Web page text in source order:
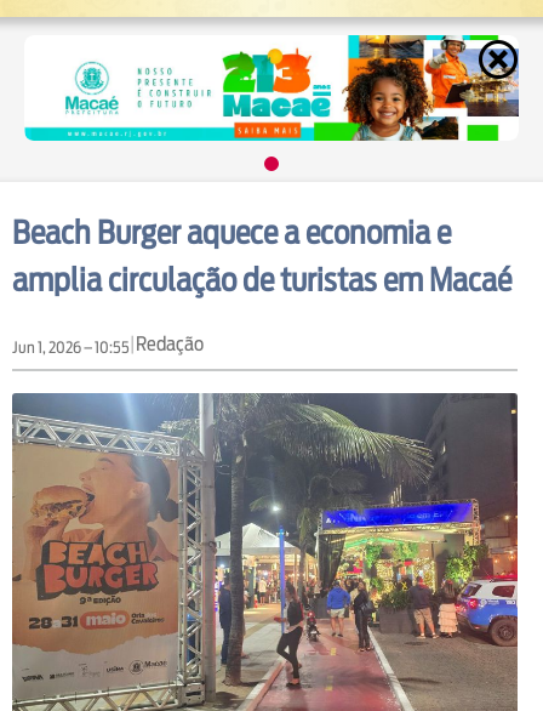
Beach Burger aquece a economia e
amplia circulação de turistas em Macaé
Jun 1, 2026 – 10:55 |Redação